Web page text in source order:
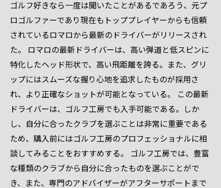
ゴルフ好きなら一度は聞いたことがあるであろう、元プ
ロゴルファーであり現在もトッププレイヤーからも信頼
されているロマロから最新のドライバーがリリースされ
た。 ロマロの最新ドライバーは、高い弾道と低スピンに
特化したヘッド形状で、高い飛距離を誇る。また、グリ
ップにはスムーズな握り心地を追求したものが採用さ
れ、より正確なショットが可能となっている。 この最新
ドライバーは、ゴルフ工房でも入手可能である。しか
し、自分に合ったクラブを選ぶことは非常に重要である
ため、購入前にはゴルフ工房のプロフェッショナルに相
談してみることをおすすめする。 ゴルフ工房では、豊富
な種類のクラブから自分に合ったものを選ぶことがで
き、また、専門のアドバイザーがアフターサポートまで